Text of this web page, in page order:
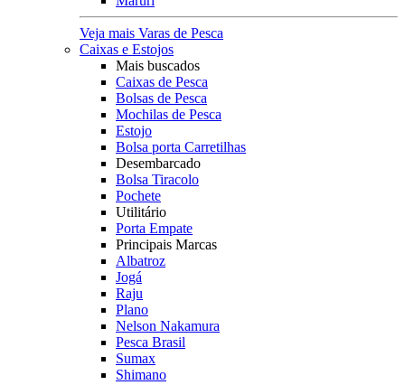
Veja mais Varas de Pesca
Caixas e Estojos
Mais buscados
Caixas de Pesca
Bolsas de Pesca
Mochilas de Pesca
Estojo
Bolsa porta Carretilhas
Desembarcado
Bolsa Tiracolo
Pochete
Utilitário
Porta Empate
Principais Marcas
Albatroz
Jogá
Raju
Plano
Nelson Nakamura
Pesca Brasil
Sumax
Shimano